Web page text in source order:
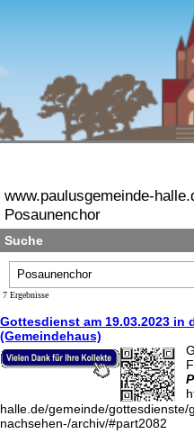
www.paulusgemeinde-
Posaunenchor
Suche
7 Ergebnisse
Gottesdienst am 19.03.2023 in
(Gemeindehaus)
halle.de/gemeinde/gottesdienste/
nachsehen-/archiv/#part2082